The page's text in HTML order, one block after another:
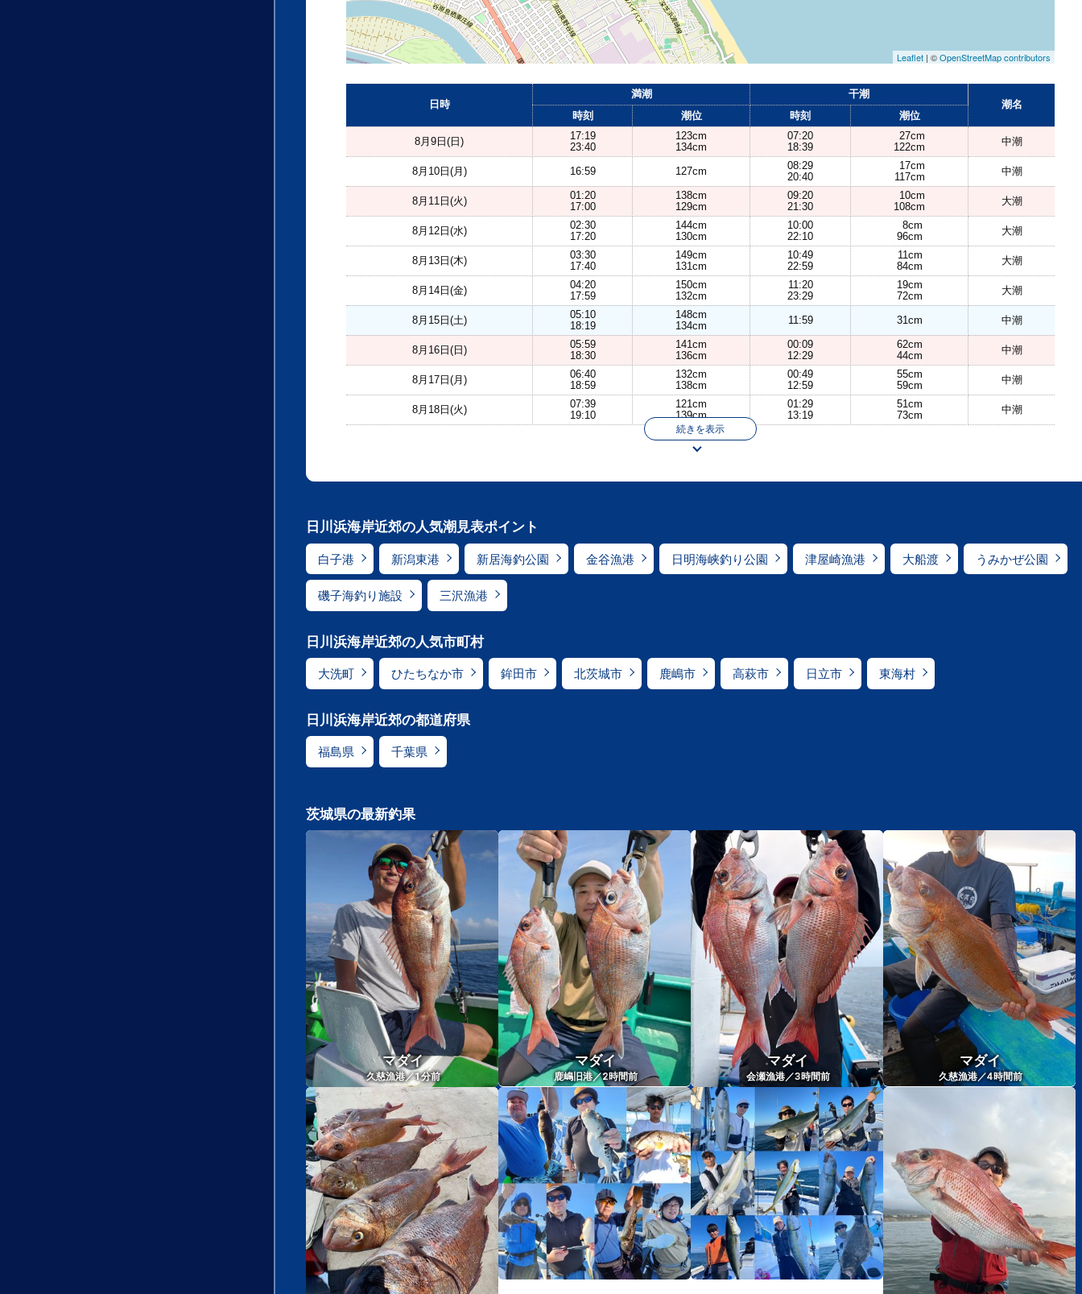
Leaflet | ©OpenStreetMap contributors
日時
満潮
干潮
潮名
時刻
潮位 時刻 潮位
8月9日(日)
17:19
23:40
123cm
134cm
07:20
18:39
27cm
122cm
中潮
8月10日(月) 16:59 127cm
08:29
20:40
17cm
117cm
中潮
8月11日(火)
01:20
17:00
138cm
129cm
09:20
21:30
10cm
108cm
大潮
8月12日(水)
02:30
17:20
144cm
130cm
10:00
22:10
8cm
96cm
大潮
8月13日(木)
03:30
17:40
149cm
131cm
10:49
22:59
11cm
84cm
大潮
8月14日(金)
04:20
17:59
150cm
132cm
11:20
23:29
19cm
72cm
大潮
8月15日(土)
05:10
18:19
148cm
134cm
11:59 31cm 中潮
8月16日(日)
05:59
18:30
141cm
136cm
00:09
12:29
62cm
44cm
中潮
8月17日(月)
06:40
18:59
132cm
138cm
00:49
12:59
55cm
59cm
中潮
8月18日(火)
07:39
19:10
121cm
139cm
01:29
13:19
51cm
73cm
中潮
続きを表示
日川浜海岸近郊の人気潮見表ポイント
白子港 新潟東港 新居海釣公園 金谷漁港 日明海峡釣り公園 津屋崎漁港 大船渡 うみかぜ公園
磯子海釣り施設 三沢漁港
日川浜海岸近郊の人気市町村
大洗町 ひたちなか市 鉾田市 北茨城市 鹿嶋市 高萩市 日立市 東海村
日川浜海岸近郊の都道府県
福島県 千葉県
茨城県の最新釣果
マダイ
久慈漁港／1分前
マダイ
鹿嶋旧港／2時間前
マダイ
会瀬漁港／3時間前
マダイ
久慈漁港／4時間前